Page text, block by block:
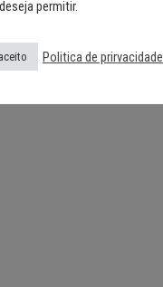
permitir.
Politica de prirvacidade